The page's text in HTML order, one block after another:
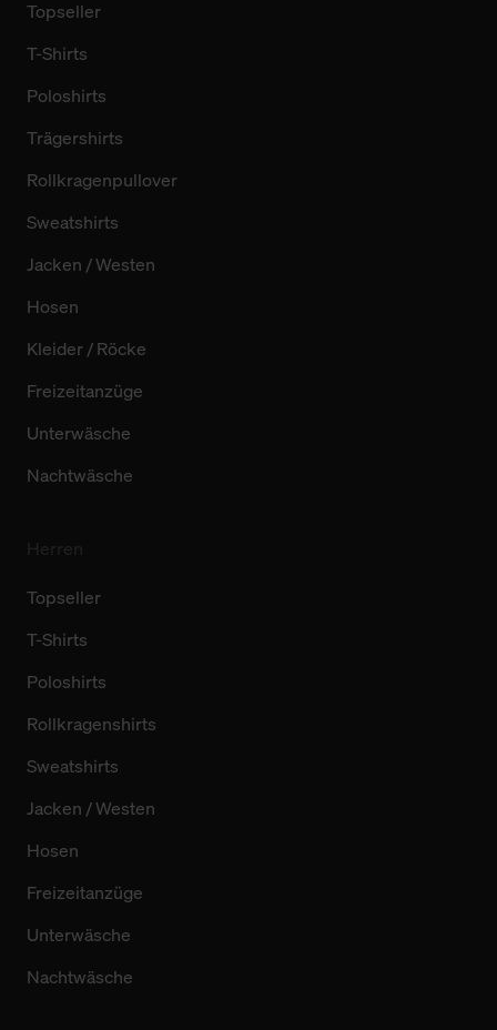
Topseller
T-Shirts
Poloshirts
Trägershirts
Rollkragenpullover
Sweatshirts
Jacken / Westen
Hosen
Kleider / Röcke
Freizeitanzüge
Unterwäsche
Nachtwäsche
Topseller
T-Shirts
Poloshirts
Rollkragenshirts
Sweatshirts
Jacken / Westen
Hosen
Freizeitanzüge
Unterwäsche
Nachtwäsche